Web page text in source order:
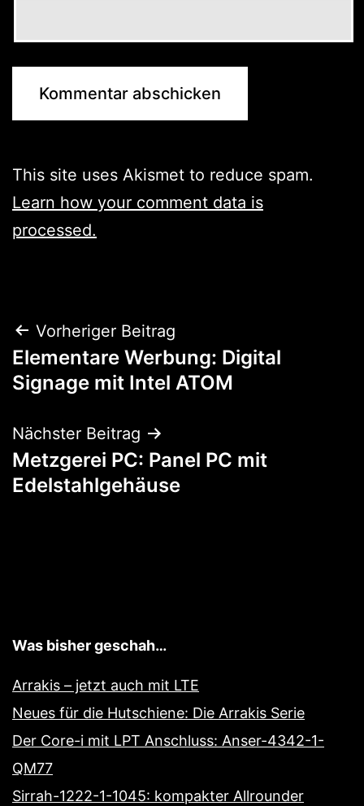
This site uses Akismet to reduce spam.
Learn how your comment data is
processed.
Beitragsnavigation
Vorheriger Beitrag
Elementare Werbung: Digital
Signage mit Intel ATOM
Nächster Beitrag
Metzgerei PC: Panel PC mit
Edelstahlgehäuse
Was bisher geschah…
Arrakis – jetzt auch mit LTE
Neues für die Hutschiene: Die Arrakis Serie
Der Core-i mit LPT Anschluss: Anser-4342-1-
QM77
Sirrah-1222-1-1045: kompakter Allrounder